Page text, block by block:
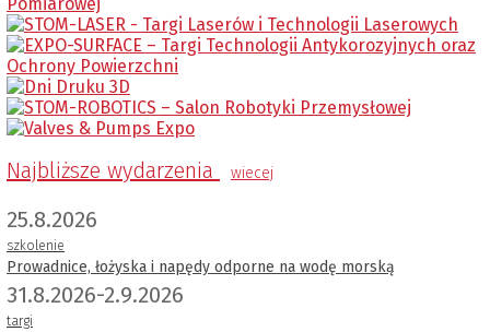
Najbliższe wydarzenia wiecej
25.8.2026
szkolenie
Prowadnice, łożyska i napędy odporne na wodę morską
31.8.2026-2.9.2026
targi